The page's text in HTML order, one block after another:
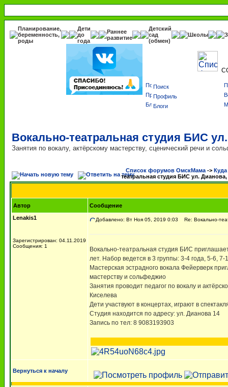
Планирование,
беременность,
роды
Дети
до
года
Раннее
развитие
Детский
сад
(обмен)
Школы
Поиск
Профиль
Блоги
Вокально-театральная студия БИС
Занятия по вокалу, актёрскому мастерству, сценический речи и
Список форумов ОмскМама -> Куда
театральная студия БИС ул. Дианова,
Автор
Сообщение
Lenakis1
Зарегистрирован: 04.11.2019
Сообщения: 1
Добавлено: Вт Ноя 05, 2019 0:03 Re: Вокально-
Вокально-театральная студия БИС
лет. Набор ведется в 3 группы: 3-4 года, 5-6, 7-
Мастерская эстрадного вокала Фейерверк
мастерству и сольфеджио
Занятия проводит педагог по вокалу и
Киселева
Дети участвуют в концертах, играют в
Студия находится по адресу: ул. Дианова 14
Запись по тел: 8 9083193903
Вернуться к началу